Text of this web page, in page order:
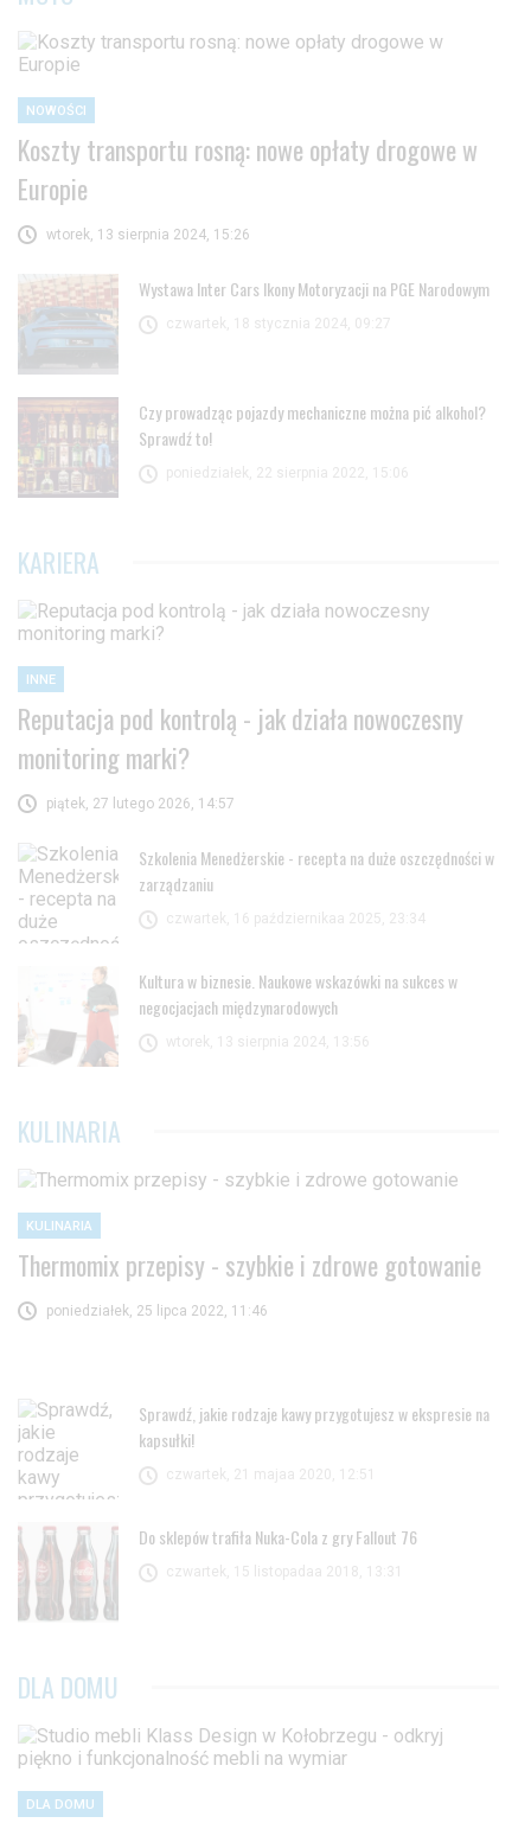
NOWOŚCI
Koszty transportu rosną: nowe opłaty drogowe w
Europie
wtorek, 13 sierpnia 2024, 15:26
Wystawa Inter Cars Ikony Motoryzacji na PGE Narodowym
czwartek, 18 stycznia 2024, 09:27
Czy prowadząc pojazdy mechaniczne można pić alkohol?
Sprawdź to!
poniedziałek, 22 sierpnia 2022, 15:06
KARIERA
INNE
Reputacja pod kontrolą - jak działa nowoczesny
monitoring marki?
piątek, 27 lutego 2026, 14:57
Szkolenia Menedżerskie - recepta na duże oszczędności w
zarządzaniu
czwartek, 16 październikaa 2025, 23:34
Kultura w biznesie. Naukowe wskazówki na sukces w
negocjacjach międzynarodowych
wtorek, 13 sierpnia 2024, 13:56
KULINARIA
KULINARIA
Thermomix przepisy - szybkie i zdrowe gotowanie
poniedziałek, 25 lipca 2022, 11:46
Sprawdź, jakie rodzaje kawy przygotujesz w ekspresie na
kapsułki!
czwartek, 21 majaa 2020, 12:51
Do sklepów trafiła Nuka-Cola z gry Fallout 76
czwartek, 15 listopadaa 2018, 13:31
DLA DOMU
DLA DOMU